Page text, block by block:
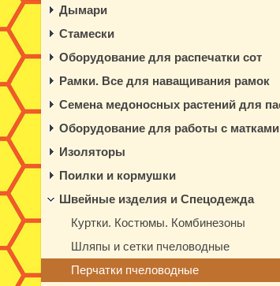
Дымари
Стамески
Оборудование для распечатки сот
Рамки. Все для наващивания рамок
Семена медоносных растений для
Оборудование для работы с матками
Изоляторы
Поилки и кормушки
Швейные изделия и Спецодежда
Куртки. Костюмы. Комбинезоны
Шляпы и сетки пчеловодные
Перчатки пчеловодные